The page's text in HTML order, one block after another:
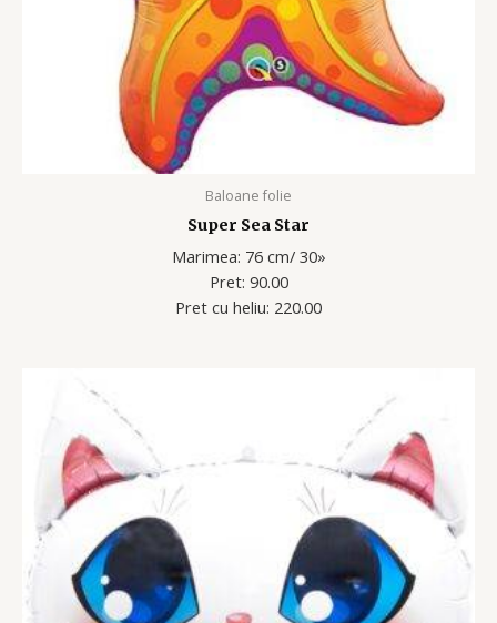
Baloane folie
Super Sea Star
Marimea: 76 cm/ 30»
Pret: 90.00
Pret cu heliu: 220.00